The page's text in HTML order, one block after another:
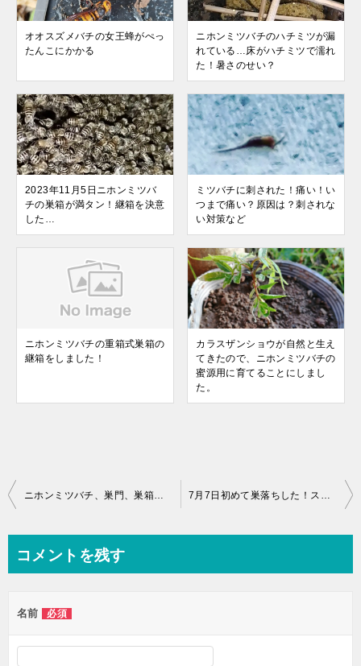
オオスズメバチの女王蜂がぺっ
たんこにかかる
ニホンミツバチのハチミツが漏
れている…床がハチミツで濡れ
た！暑さのせい？
2023年11月5日ニホンミツバ
チの巣箱が満タン！継箱を決意
した…
ミツバチに刺された！痛い！い
つまで痛い？原因は？刺されな
い対策など
ニホンミツバチの重箱式巣箱の
継箱をしました！
カラスザンショウが自然と生え
てきたので、ニホンミツバチの
蜜源用に育てることにしまし
た。
ニホンミツバチ、巣門、巣箱の外に集まっている！なぜ？暑さのせいです。暑さ対策しました。 7月7日初めて巣落ちした！スムシも発見①
コメントを残す
名前 必須